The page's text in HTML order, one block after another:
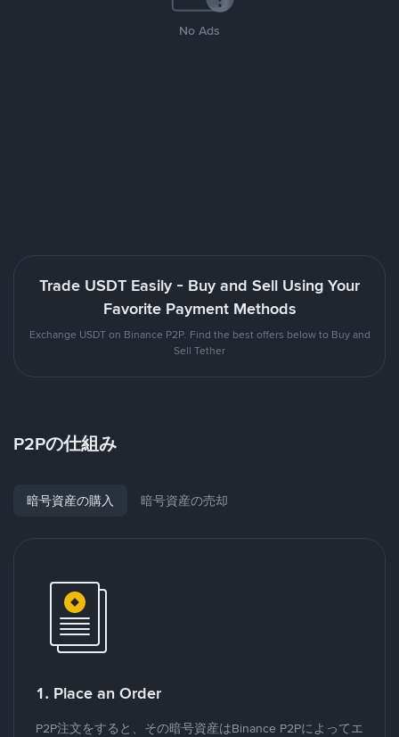
No Ads
Trade USDT Easily - Buy and Sell Using Your
Favorite Payment Methods
Exchange USDT on Binance P2P. Find the best offers below to Buy and
Sell Tether
P2Pの仕組み
暗号資産の購入 暗号資産の売却
1. Place an Order
P2P注文をすると、その暗号資産はBinance P2Pによってエ